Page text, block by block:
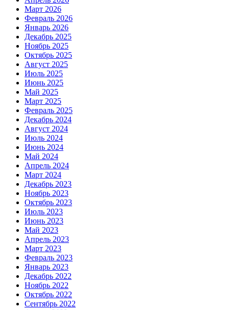
Март 2026
Февраль 2026
Январь 2026
Декабрь 2025
Ноябрь 2025
Октябрь 2025
Август 2025
Июль 2025
Июнь 2025
Май 2025
Март 2025
Февраль 2025
Декабрь 2024
Август 2024
Июль 2024
Июнь 2024
Май 2024
Апрель 2024
Март 2024
Декабрь 2023
Ноябрь 2023
Октябрь 2023
Июль 2023
Июнь 2023
Май 2023
Апрель 2023
Март 2023
Февраль 2023
Январь 2023
Декабрь 2022
Ноябрь 2022
Октябрь 2022
Сентябрь 2022